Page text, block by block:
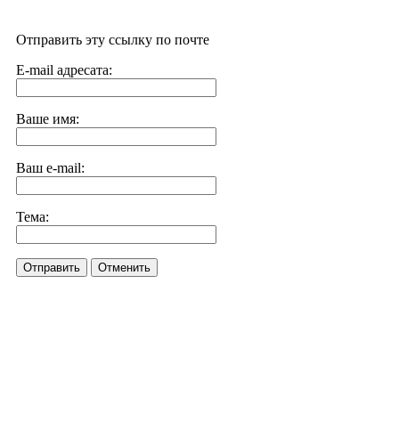
Отправить эту ссылку по почте
E-mail адресата:
Ваше имя:
Ваш e-mail:
Тема:
Отправить Отменить